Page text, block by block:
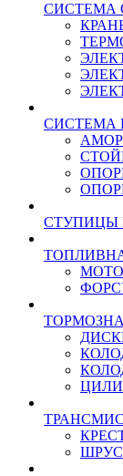
СИСТЕМА
СИСТЕМА
СТУПИЦЫ